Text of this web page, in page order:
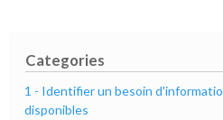
Categories
1 - Identifier un besoin
disponibles